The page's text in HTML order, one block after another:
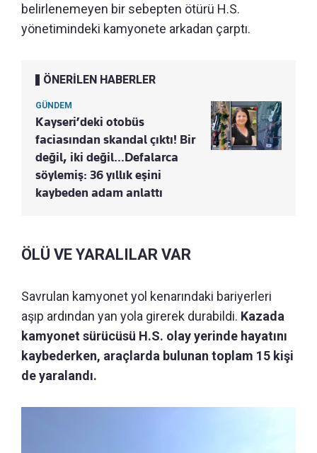
belirlenemeyen bir sebepten ötürü H.S.
yönetimindeki kamyonete arkadan çarptı.
ÖNERİLEN HABERLER
GÜNDEM
Kayseri’deki otobüs
faciasından skandal çıktı! Bir
değil, iki değil…Defalarca
söylemiş: 36 yıllık eşini
kaybeden adam anlattı
ÖLÜ VE YARALILAR VAR
Savrulan kamyonet yol kenarındaki bariyerleri
aşıp ardından yan yola girerek durabildi. Kazada
kamyonet sürücüsü H.S. olay yerinde hayatını
kaybederken, araçlarda bulunan toplam 15 kişi
de yaralandı.